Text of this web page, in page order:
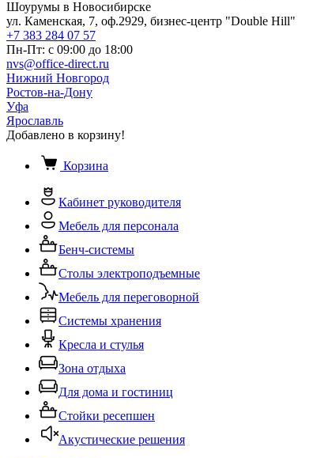
Шоурумы в Новосибирске
ул. Каменская, 7, оф.2929, бизнес-центр "Double Hill"
+7 383 284 07 57
Пн-Пт: с 09:00 до 18:00
nvs@office-direct.ru
Нижний Новгород
Ростов-на-Дону
Уфа
Ярославль
Добавлено в корзину!
Корзина
Кабинет руководителя
Мебель для персонала
Бенч-системы
Столы электроподъемные
Мебель для переговорной
Системы хранения
Кресла и стулья
Зона отдыха
Для дома и гостиниц
Стойки ресепшен
Акустические решения